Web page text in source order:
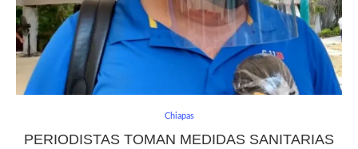
Chiapas
PERIODISTAS TOMAN MEDIDAS SANITARIAS